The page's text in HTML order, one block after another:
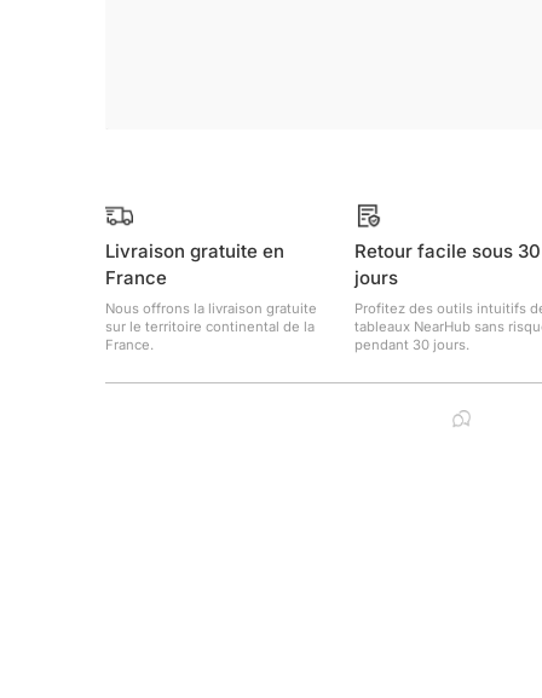
Livraison gratuite en
France
Nous offrons la livraison gratuite
sur le territoire continental de la
France.
Retour facile sous 30
jours
Profitez des outils intuitifs
tableaux NearHub sans
pendant 30 jours.